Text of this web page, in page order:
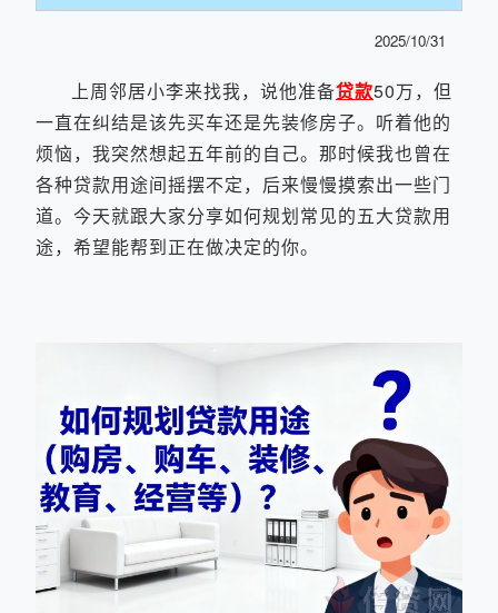
2025/10/31
上周邻居小李来找我，说他准备贷款50万，但
一直在纠结是该先买车还是先装修房子。听着他的
烦恼，我突然想起五年前的自己。那时候我也曾在
各种贷款用途间摇摆不定，后来慢慢摸索出一些门
道。今天就跟大家分享如何规划常见的五大贷款用
途，希望能帮到正在做决定的你。